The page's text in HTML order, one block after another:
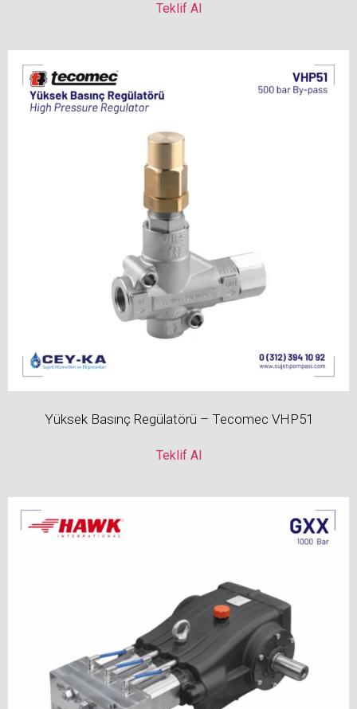
Teklif Al
Yüksek Basınç Regülatörü – Tecomec VHP51
Teklif Al